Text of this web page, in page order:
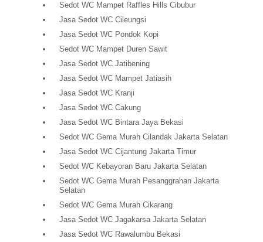
Sedot WC Mampet Raffles Hills Cibubur
Jasa Sedot WC Cileungsi
Jasa Sedot WC Pondok Kopi
Sedot WC Mampet Duren Sawit
Jasa Sedot WC Jatibening
Jasa Sedot WC Mampet Jatiasih
Jasa Sedot WC Kranji
Jasa Sedot WC Cakung
Jasa Sedot WC Bintara Jaya Bekasi
Sedot WC Gema Murah Cilandak Jakarta Selatan
Jasa Sedot WC Cijantung Jakarta Timur
Sedot WC Kebayoran Baru Jakarta Selatan
Sedot WC Gema Murah Pesanggrahan Jakarta
Selatan
Sedot WC Gema Murah Cikarang
Jasa Sedot WC Jagakarsa Jakarta Selatan
Jasa Sedot WC Rawalumbu Bekasi